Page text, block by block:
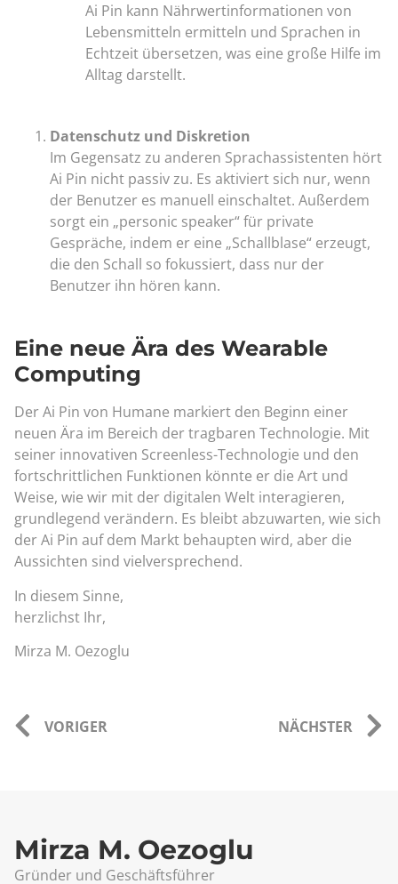
Ai Pin kann Nährwertinformationen von
Lebensmitteln ermitteln und Sprachen in
Echtzeit übersetzen, was eine große Hilfe im
Alltag darstellt.
Datenschutz und Diskretion
Im Gegensatz zu anderen Sprachassistenten hört
Ai Pin nicht passiv zu. Es aktiviert sich nur, wenn
der Benutzer es manuell einschaltet. Außerdem
sorgt ein „personic speaker“ für private
Gespräche, indem er eine „Schallblase“ erzeugt,
die den Schall so fokussiert, dass nur der
Benutzer ihn hören kann.
Eine neue Ära des Wearable
Computing
Der Ai Pin von Humane markiert den Beginn einer
neuen Ära im Bereich der tragbaren Technologie. Mit
seiner innovativen Screenless-Technologie und den
fortschrittlichen Funktionen könnte er die Art und
Weise, wie wir mit der digitalen Welt interagieren,
grundlegend verändern. Es bleibt abzuwarten, wie sich
der Ai Pin auf dem Markt behaupten wird, aber die
Aussichten sind vielversprechend.
In diesem Sinne,
herzlichst Ihr,
Mirza M. Oezoglu
VORIGER NÄCHSTER
Mirza M. Oezoglu
Gründer und Geschäftsführer